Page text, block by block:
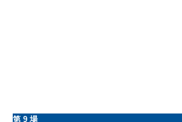
第 9 場